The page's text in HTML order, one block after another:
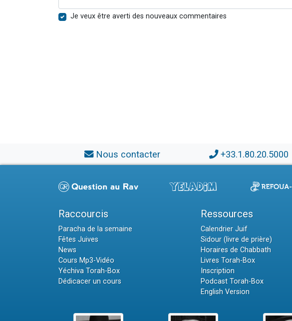
Je veux être averti des nouveaux commentaires
Nous contacter +33.1.80.20.5000
Raccourcis
Paracha de la semaine
Fêtes Juives
News
Cours Mp3-Vidéo
Yéchiva Torah-Box
Dédicacer un cours
Ressources
Calendrier Juif
Sidour (livre de prière)
Horaires de Chabbath
Livres Torah-Box
Inscription
Podcast Torah-Box
English Version